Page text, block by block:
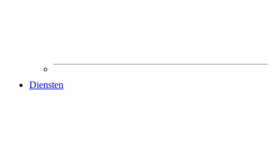
Diensten